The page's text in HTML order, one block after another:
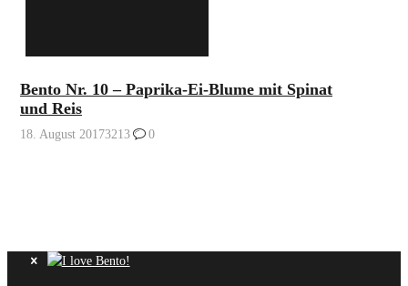
Bento Nr. 10 – Paprika-Ei-Blume mit Spinat
und Reis
18. August 20173213 0